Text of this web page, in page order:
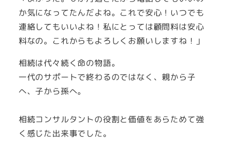
か気になってたんだよね。これで安心！いつでも
連絡してもいいよね！私にとっては顧問料は安心
料なの。これからもよろしくお願いしますね！」
相続は代々続く命の物語。
一代のサポートで終わるのではなく、親から子
へ、子から孫へ。
相続コンサルタントの役割と価値をあらためて強
く感じた出来事でした。